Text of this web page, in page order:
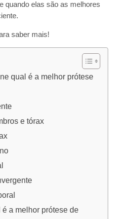
quando elas são as melhores
saber mais!
qual é a melhor prótese
e tórax
a melhor prótese de